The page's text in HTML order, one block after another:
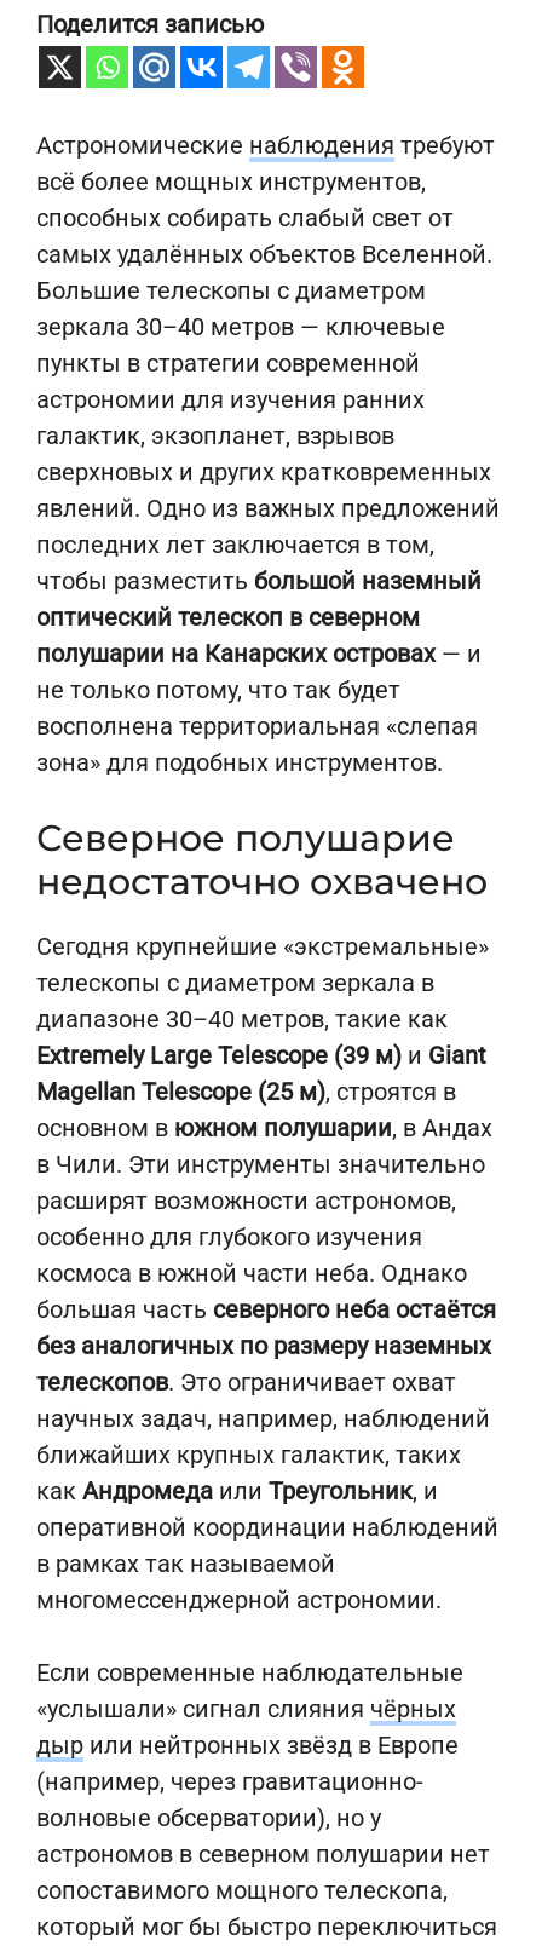
Поделится записью
Астрономические наблюдения требуют
всё более мощных инструментов,
способных собирать слабый свет от
самых удалённых объектов Вселенной.
Большие телескопы с диаметром
зеркала 30–40 метров — ключевые
пункты в стратегии современной
астрономии для изучения ранних
галактик, экзопланет, взрывов
сверхновых и других кратковременных
явлений. Одно из важных предложений
последних лет заключается в том,
чтобы разместить большой наземный
оптический телескоп в северном
полушарии на Канарских островах— и
не только потому, что так будет
восполнена территориальная «слепая
зона» для подобных инструментов.
Северное полушарие
недостаточно охвачено
Сегодня крупнейшие «экстремальные»
телескопы с диаметром зеркала в
диапазоне 30–40 метров, такие как
Extremely Large Telescope (39 м) и Giant
Magellan Telescope (25 м), строятся в
основном в южном полушарии, в Андах
в Чили. Эти инструменты значительно
расширят возможности астрономов,
особенно для глубокого изучения
космоса в южной части неба. Однако
большая часть северного неба остаётся
без аналогичных по размеру наземных
телескопов. Это ограничивает охват
научных задач, например, наблюдений
ближайших крупных галактик, таких
как Андромеда или Треугольник, и
оперативной координации наблюдений
в рамках так называемой
многомессенджерной астрономии.
Если современные наблюдательные
«услышали» сигнал слияния чёрных
дыр или нейтронных звёзд в Европе
(например, через гравитационно-
волновые обсерватории), но у
астрономов в северном полушарии нет
сопоставимого мощного телескопа,
который мог бы быстро переключиться